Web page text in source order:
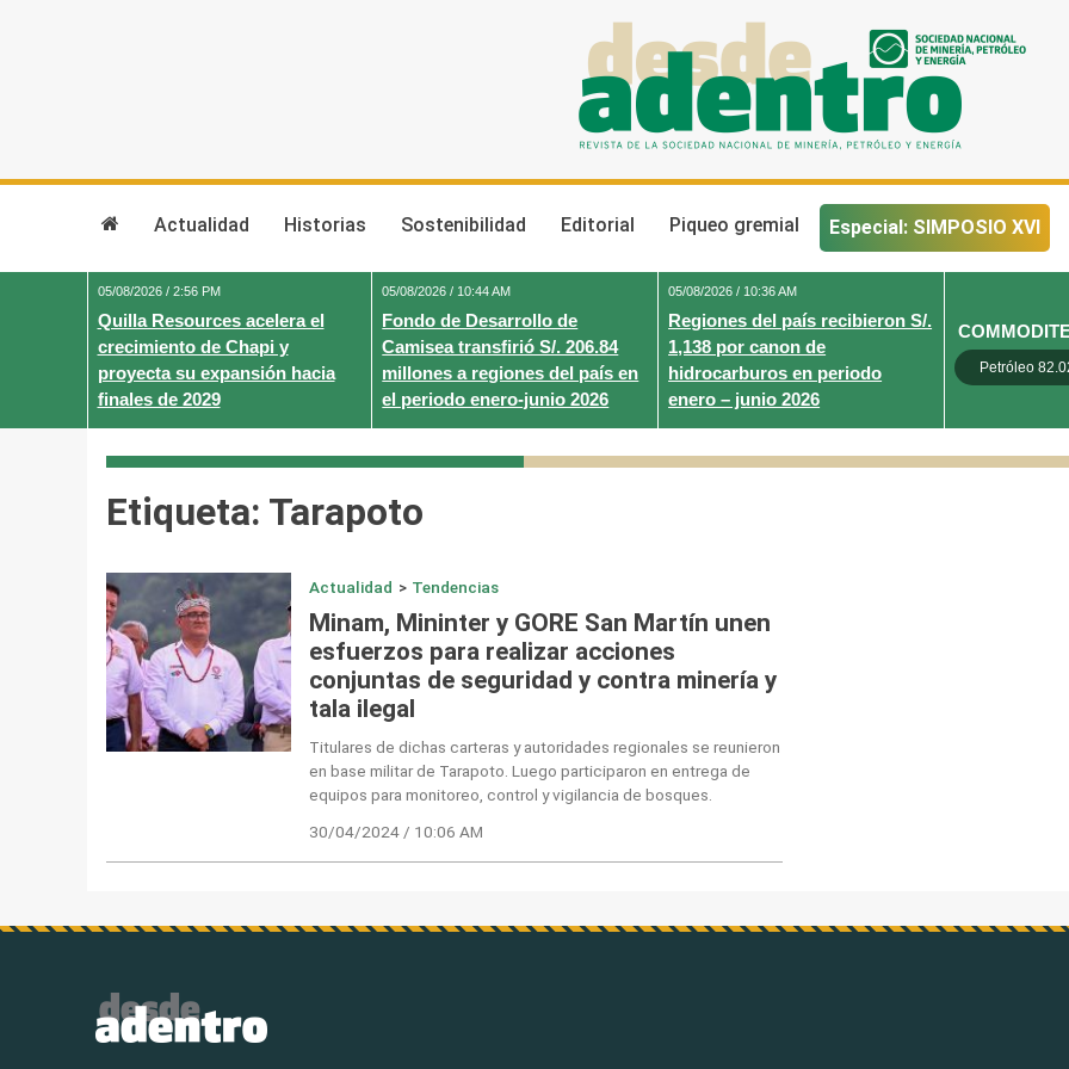
Actualidad Historias Sostenibilidad Editorial Piqueo gremial Especial: SIMPOSIO XVI
05/08/2026 / 2:56 PM
Quilla Resources acelera el
crecimiento de Chapi y
proyecta su expansión hacia
finales de 2029
05/08/2026 / 10:44 AM
Fondo de Desarrollo de
Camisea transfirió S/. 206.84
millones a regiones del país en
el periodo enero-junio 2026
05/08/2026 / 10:36 AM
Regiones del país recibieron S/.
1,138 por canon de
hidrocarburos en periodo
enero – junio 2026
Petróleo
Etiqueta: Tarapoto
Actualidad > Tendencias
Minam, Mininter y GORE San Martín unen
esfuerzos para realizar acciones
conjuntas de seguridad y contra minería y
tala ilegal
Titulares de dichas carteras y autoridades regionales se reunieron
en base militar de Tarapoto. Luego participaron en entrega de
equipos para monitoreo, control y vigilancia de bosques.
30/04/2024 / 10:06 AM